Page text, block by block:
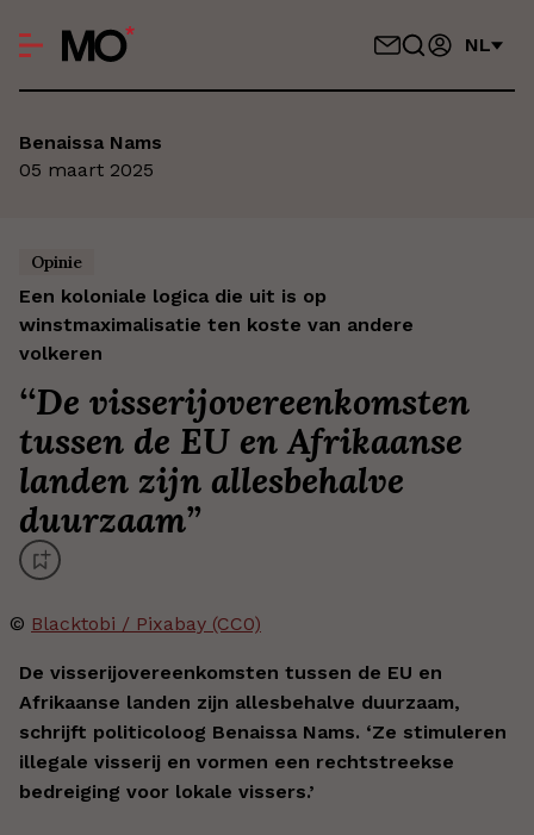
NL
Benaissa Nams
05 maart 2025
Opinie
Een koloniale logica die uit is op
winstmaximalisatie ten koste van andere
volkeren
‘‘De visserijovereenkomsten
tussen de EU en Afrikaanse
landen zijn allesbehalve
duurzaam’’
© Blacktobi / Pixabay (CC0)
De visserijovereenkomsten tussen de EU en
Afrikaanse landen zijn allesbehalve duurzaam,
schrijft politicoloog Benaissa Nams. ‘Ze stimuleren
illegale visserij en vormen een rechtstreekse
bedreiging voor lokale vissers.’